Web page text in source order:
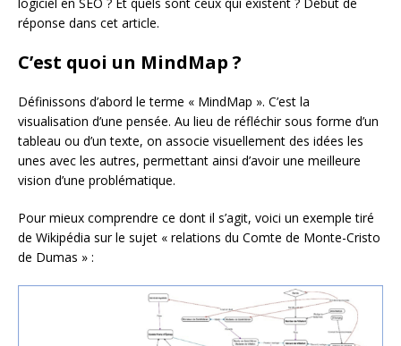
réponse dans cet article.
C’est quoi un MindMap ?
Définissons d’abord le terme « MindMap ». C’est la
visualisation d’une pensée. Au lieu de réfléchir sous forme d’un
tableau ou d’un texte, on associe visuellement des idées les
unes avec les autres, permettant ainsi d’avoir une meilleure
vision d’une problématique.
Pour mieux comprendre ce dont il s’agit, voici un exemple tiré
de Wikipédia sur le sujet « relations du Comte de Monte-Cristo
de Dumas » :